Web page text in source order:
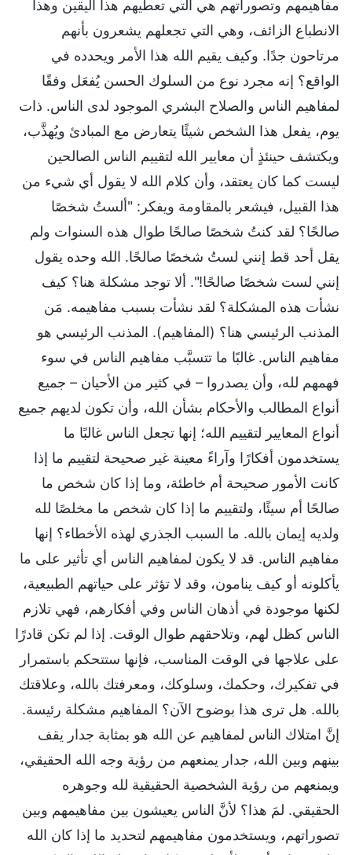
مفاهيمهم وتصوراتهم هي التي تعطيهم هذا اليقين وهذا
الانطباع الزائف، وهي التي تجعلهم يشعرون بأنهم
مرتاحون جدًا. وكيف يقيم الله هذا الأمر ويحدده في
الواقع؟ إنه مجرد نوع من السلوك الحسن يُفعَل وفقًا
لمفاهيم الناس والصلاح البشري الموجود لدى الناس. ذات
يوم، يفعل هذا الشخص شيئًا يتعارض مع المبادئ ويُهذَّب،
ويكتشف حينئذٍ أن معايير الله لتقييم الناس الصالحين
ليست كما كان يعتقد، وأن كلام الله لا يقول أي شيء من
هذا القبيل، فيشعر بالمقاومة ويفكر: "ألستُ شخصًا
صالحًا؟ لقد كنتُ شخصًا صالحًا طوال هذه السنوات ولم
يقل أحد قط إنني لستُ شخصًا صالحًا. الله وحده يقول
إنني لست شخصًا صالحًا!". ألا توجد مشكلة هنا؟ كيف
نشأت هذه المشكلة؟ لقد نشأت بسبب مفاهيمه. مَن
المذنب الرئيسي هنا؟ (المفاهيم). المذنب الرئيسي هو
مفاهيم الناس. غالبًا ما تتسبَّب مفاهيم الناس في سوء
فهمهم لله، وأن يصدروا – في كثير من الأحيان – جميع
أنواع المطالب والأحكام بشأن الله، وأن تكون لديهم جميع
أنواع المعايير لتقييم الله؛ إنها تجعل الناس غالبًا ما
يستخدمون أفكارًا وآراءً معينة غير صحيحة لتقييم ما إذا
كانت الأمور صحيحة أم خاطئة، وما إذا كان شخص ما
صالحًا أم سيئًا، ولتقييم ما إذا كان شخص ما مخلصًا لله
ولديه إيمان بالله. ما السبب الجذري لهذه الأخطاء؟ إنها
مفاهيم الناس. قد لا يكون لمفاهيم الناس أي تأثير على ما
يأكلونه أو كيف ينامون، وقد لا تؤثر على حياتهم الطبيعية،
لكنها موجودة في أذهان الناس وفي أفكارهم، فهي تلازم
الناس كظل لهم، وتلاحقهم طوال الوقت. إذا لم تكن قادرًا
على علاجها في الوقت المناسب، فإنها ستتحكم باستمرار
في تفكيرك، وحكمك، وسلوكك، ومعرفتك بالله، وعلاقتك
بالله. هل ترى هذا بوضوح الآن؟ المفاهيم مشكلة رئيسة.
إنَّ امتلاك الناس لمفاهيم عن الله هو بمثابة جدار يقف
بينهم وبين الله، جدار يمنعهم من رؤية وجه الله الحقيقي،
ويمنعهم من رؤية الشخصية الحقيقية لله وجوهره
الحقيقي. لمَ هذا؟ لأنَّ الناس يعيشون بين مفاهيمهم وبين
تصوراتهم، ويستخدمون مفاهيمهم لتحديد ما إذا كان الله